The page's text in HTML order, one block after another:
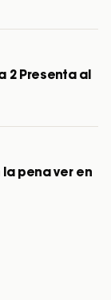
2 Presenta al
la pena ver en